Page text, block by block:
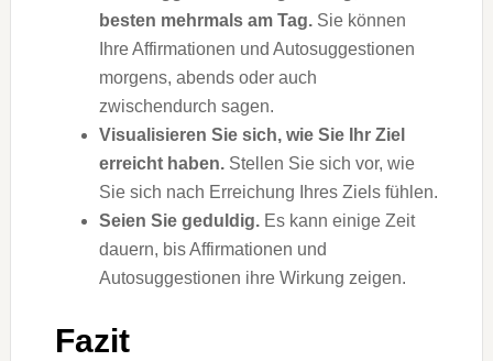
besten mehrmals am Tag.Sie können
Ihre Affirmationen und Autosuggestionen
morgens, abends oder auch
zwischendurch sagen.
Visualisieren Sie sich, wie Sie Ihr Ziel
erreicht haben.Stellen Sie sich vor, wie
Sie sich nach Erreichung Ihres Ziels fühlen.
Seien Sie geduldig.Es kann einige Zeit
dauern, bis Affirmationen und
Autosuggestionen ihre Wirkung zeigen.
Fazit